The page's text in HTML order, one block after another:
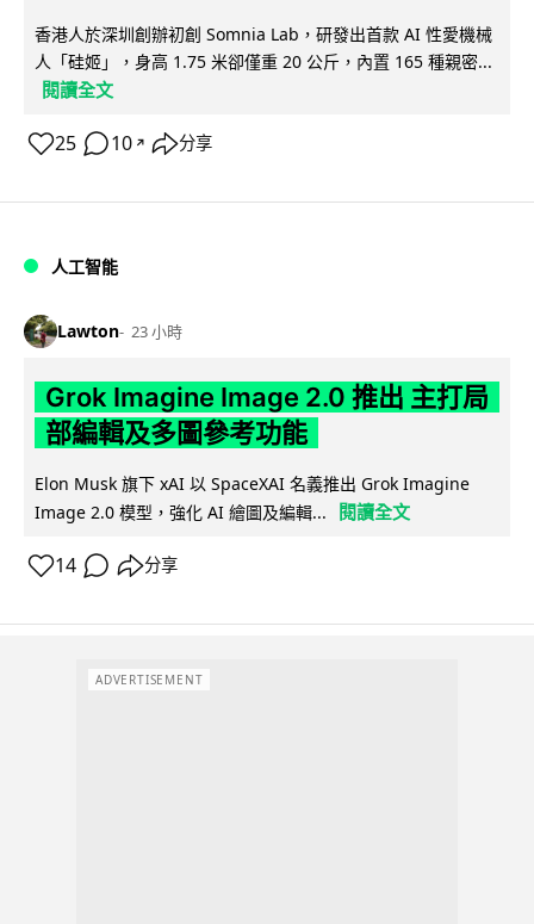
香港人於深圳創辦初創 Somnia Lab，研發出首款 AI 性愛機械
人「硅姬」，身高 1.75 米卻僅重 20 公斤，內置 165 種親密...
閱讀全文
25 10 ↗ 分享
人工智能
Lawton 23 小時
Grok Imagine Image 2.0 推出 主打局
部編輯及多圖參考功能
Elon Musk 旗下 xAI 以 SpaceXAI 名義推出 Grok Imagine
Image 2.0 模型，強化 AI 繪圖及編輯...
閱讀全文
14 分享
ADVERTISEMENT